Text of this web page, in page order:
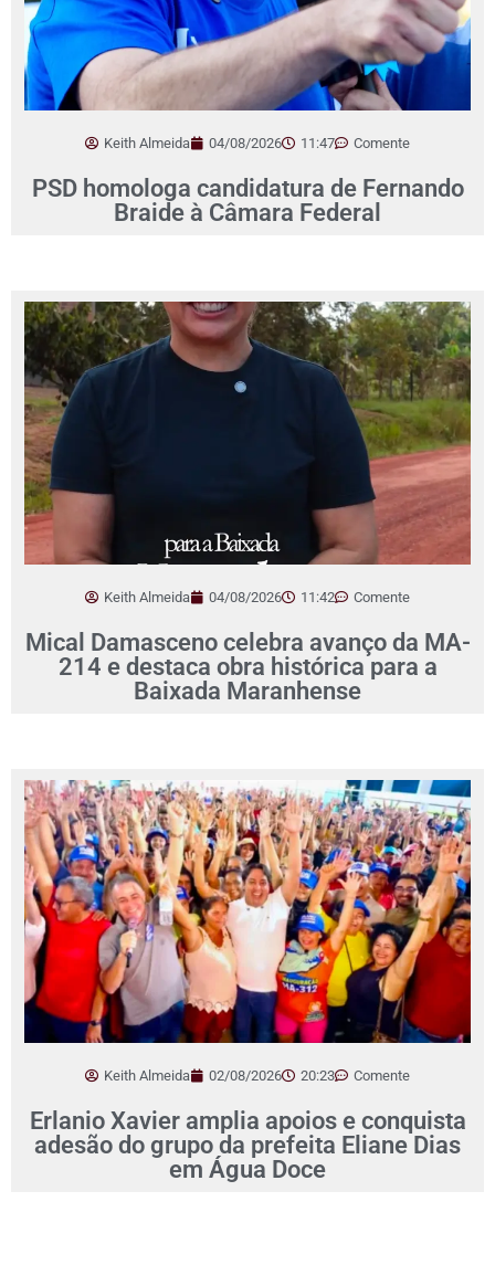
Keith Almeida 04/08/2026 11:47 Comente
PSD homologa candidatura de Fernando
Braide à Câmara Federal
Keith Almeida 04/08/2026 11:42 Comente
Mical Damasceno celebra avanço da MA-
214 e destaca obra histórica para a
Baixada Maranhense
Keith Almeida 02/08/2026 20:23 Comente
Erlanio Xavier amplia apoios e conquista
adesão do grupo da prefeita Eliane Dias
em Água Doce